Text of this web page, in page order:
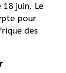
18 juin. Le
pour
des